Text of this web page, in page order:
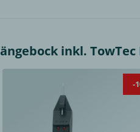
inkl. TowTec
-